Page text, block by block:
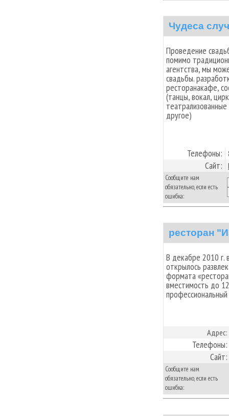
Чудеса
Проведение
помимо
агентства, мы
свадьбы.
ресторанакафе,
(танцы, вокал,
другое)
Телефоны:
Сайт:
Сообщите нам
обязательно, если есть
ошибка:
ресторан
В декабре 2010 г.
открылось
формата
вместимость до
Адрес:
Телефоны:
Сайт:
Сообщите нам
обязательно, если есть
ошибка: